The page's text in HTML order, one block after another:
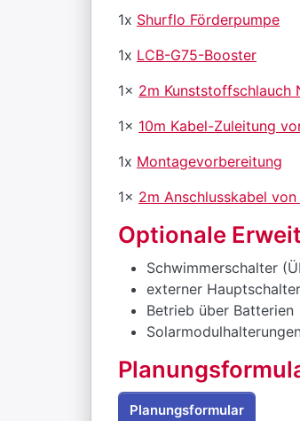
1x Shurflo Förderpumpe
1x LCB-G75-Booster
1x 2m Kunststoffschlauch
1x 10m Kabel-Zuleitung
1x Montagevorbereitung
1x 2m Anschlusskabel
Optionale
Schwimmerschalter
externer
Betrieb über Batterien
Planungsformular